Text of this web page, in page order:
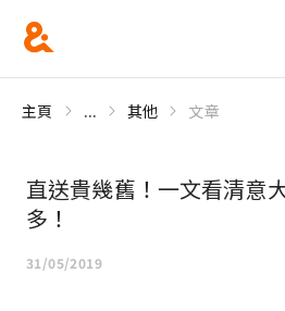
主頁 ... 其他 文章
直送貴幾舊！一文看清意
多！
31/05/2019